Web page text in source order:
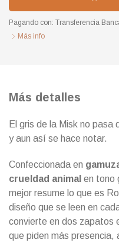
Pagando con: Transferencia
Más info
Más detalles
El gris de la Misk no pasa
y aun así se hace notar.
Confeccionada en
crueldad animal en tono
mejor resume lo que es
diseño que se leen en
convierte en dos zapatos
que piden más presencia,